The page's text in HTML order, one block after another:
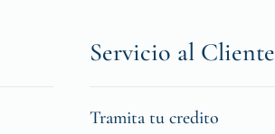
Servicio al Cliente
Tramita tu credito